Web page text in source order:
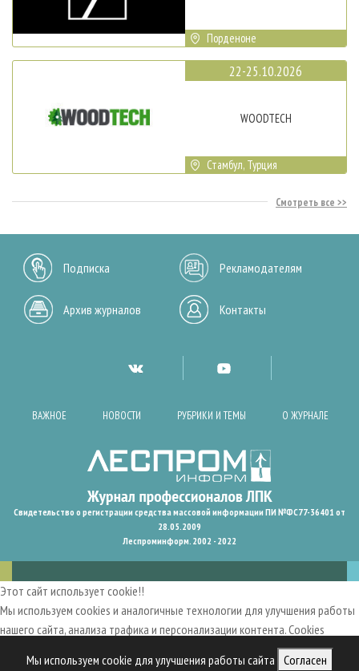
Мы используем cookie для улучшения работы сайта Согласен
Порденоне
22-25.10.2026
WOODTECH
Стамбул, Турция
Смотреть все
Подписка Рекламодателям
Архив журналов Контакты
ВАЖНОЕ НОВОСТИ РУБРИКИ И ТЕМЫ О ЖУРНАЛЕ
Свидетельство о регистрации средства массовой информации ПИ №ФС77-36401 от
28.05.2009
Леспроминформ. 2002 - 2022
Этот сайт использует cookie!!
Мы используем cookies и аналогичные технологии для улучшения работы
нашего сайта, анализа трафика и персонализации контента. Cookies